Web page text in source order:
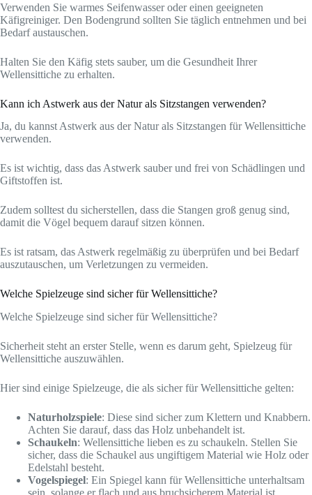
Verwenden Sie warmes Seifenwasser oder einen geeigneten
Käfigreiniger. Den Bodengrund sollten Sie täglich entnehmen und bei
Bedarf austauschen.
Halten Sie den Käfig stets sauber, um die Gesundheit Ihrer
Wellensittiche zu erhalten.
Kann ich Astwerk aus der Natur als Sitzstangen verwenden?
Ja, du kannst Astwerk aus der Natur als Sitzstangen für Wellensittiche
verwenden.
Es ist wichtig, dass das Astwerk sauber und frei von Schädlingen und
Giftstoffen ist.
Zudem solltest du sicherstellen, dass die Stangen groß genug sind,
damit die Vögel bequem darauf sitzen können.
Es ist ratsam, das Astwerk regelmäßig zu überprüfen und bei Bedarf
auszutauschen, um Verletzungen zu vermeiden.
Welche Spielzeuge sind sicher für Wellensittiche?
Welche Spielzeuge sind sicher für Wellensittiche?
Sicherheit steht an erster Stelle, wenn es darum geht, Spielzeug für
Wellensittiche auszuwählen.
Hier sind einige Spielzeuge, die als sicher für Wellensittiche gelten:
Naturholzspiele: Diese sind sicher zum Klettern und Knabbern.
Achten Sie darauf, dass das Holz unbehandelt ist.
Schaukeln: Wellensittiche lieben es zu schaukeln. Stellen Sie
sicher, dass die Schaukel aus ungiftigem Material wie Holz oder
Edelstahl besteht.
Vogelspiegel: Ein Spiegel kann für Wellensittiche unterhaltsam